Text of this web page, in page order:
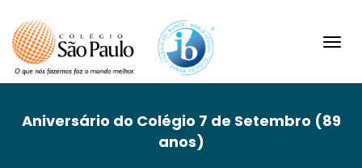
Aniversário do Colégio 7 de Setembro (89
anos)